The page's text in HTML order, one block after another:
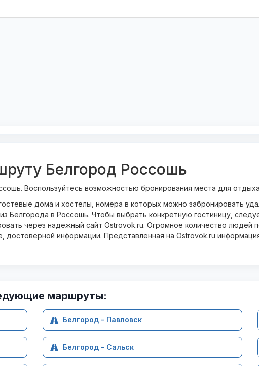
Белгород Россошь
Воспользуйтесь возможностью бронирования места для
дома и хостелы, номера в которых можно забронировать
Белгорода в Россошь. Чтобы выбрать конкретную гостиницу,
через надежный сайт Ostrovok.ru. Огромное количество людей
достоверной информации. Представленная на Ostrovok.ru
маршруты:
Белгород - Павловск
Белгород - Сальск